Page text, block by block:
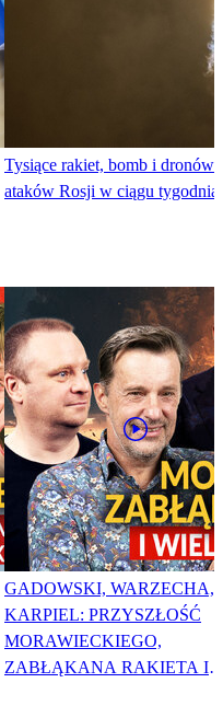
Tysiące rakiet, bomb i dronów.
ataków Rosji w ciągu tygodnia
GADOWSKI, WARZECHA,
KARPIEL: PRZYSZŁOŚĆ
MORAWIECKIEGO,
ZABŁĄKANA RAKIETA I